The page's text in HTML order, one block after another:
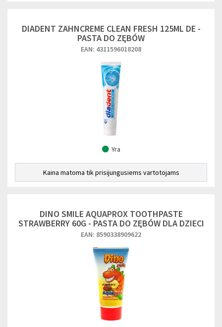
DIADENT ZAHNCREME CLEAN FRESH 125ML DE -
PASTA DO ZĘBÓW
EAN: 4311596018208
Yra
Kaina matoma tik prisijungusiems vartotojams
DINO SMILE AQUAPROX TOOTHPASTE
STRAWBERRY 60G - PASTA DO ZĘBÓW DLA DZIECI
EAN: 8590338909622